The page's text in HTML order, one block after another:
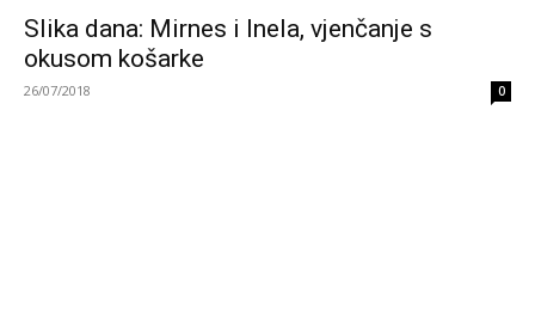
Slika dana: Mirnes i Inela, vjenčanje s
okusom košarke
26/07/2018 0